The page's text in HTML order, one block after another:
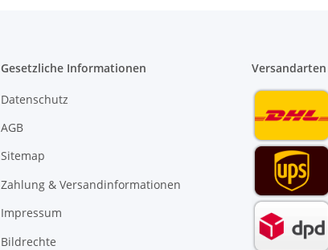
Gesetzliche Informationen
Datenschutz
AGB
Sitemap
Zahlung & Versandinformationen
Impressum
Bildrechte
Versandarten